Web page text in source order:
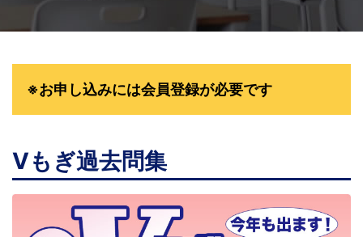
※お申し込みには会員登録が必要です
Vもぎ過去問集